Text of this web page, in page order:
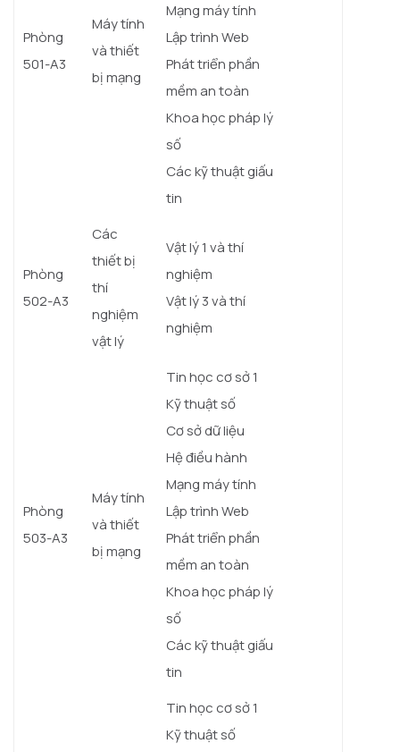
Phòng
501-A3
Máy tính
và thiết
bị mạng
Mạng máy tính
Lập trình Web
Phát triển phần
mềm an toàn
Khoa học pháp lý
số
Các kỹ thuật giấu
tin
Phòng
502-A3
Các
thiết bị
thí
nghiệm
vật lý
Vật lý 1 và thí
nghiệm
Vật lý 3 và thí
nghiệm
Phòng
503-A3
Máy tính
và thiết
bị mạng
Tin học cơ sở 1
Kỹ thuật số
Cơ sở dữ liệu
Hệ điều hành
Mạng máy tính
Lập trình Web
Phát triển phần
mềm an toàn
Khoa học pháp lý
số
Các kỹ thuật giấu
tin
Tin học cơ sở 1
Kỹ thuật số